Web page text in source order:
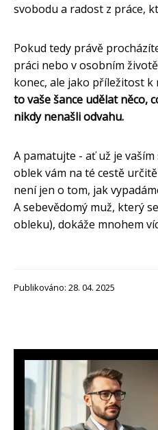
svobodu a radost z práce,
Pokud tedy právě
práci nebo v osobním
konec, ale jako příležitost k
to vaše šance udělat něco,
nikdy nenašli odvahu.
A pamatujte - ať už je
oblek vám na té cestě
není jen o tom, jak
A sebevědomý muž, který
obleku), dokáže mnohem
Publikováno: 28. 04. 2025